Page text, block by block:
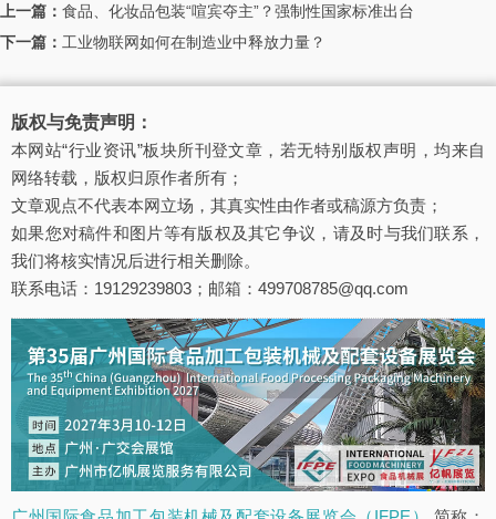
上一篇： 食品、化妆品包装“喧宾夺主”？强制性国家标准出台
下一篇： 工业物联网如何在制造业中释放力量？
版权与免责声明：
本网站“行业资讯”板块所刊登文章，若无特别版权声明，均来自
网络转载，版权归原作者所有；
文章观点不代表本网立场，其真实性由作者或稿源方负责；
如果您对稿件和图片等有版权及其它争议，请及时与我们联系，
我们将核实情况后进行相关删除。
联系电话：19129239803；邮箱：499708785@qq.com